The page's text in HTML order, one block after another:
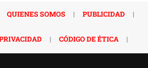
QUIENES SOMOS | PUBLICIDAD |
| CÓDIGO DE ÉTICA |